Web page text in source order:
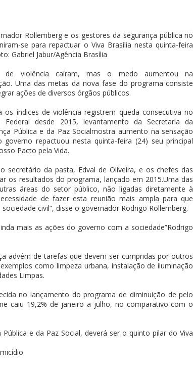
Rollemberg e os gestores da segurança pública no
se para repactuar o Viva Brasília nesta quinta-feira
Gabriel Jabur/Agência Brasília
de violência caíram, mas o medo aumentou na
Uma das metas da nova fase do programa consiste
ações de diversos órgãos públicos.
os índices de violência registrem queda consecutiva no
Federal desde 2015, levantamento da Secretaria da
Pública e da Paz Socialmostra aumento na sensação
repactuou nesta quinta-feira (24) seu principal
Pacto pela Vida.
secretário da pasta, Edval de Oliveira, e os chefes das
os resultados do programa, lançado em 2015.Uma das
áreas do setor público, não ligadas diretamente à
de fazer esta reunião mais ampla para que
civil”, disse o governador Rodrigo Rollemberg.
mais as ações do governo com a sociedade”Rodrigo
advém de tarefas que devem ser cumpridas por outros
como limpeza urbana, instalação de iluminação
Limpas.
no lançamento do programa de diminuição de pelo
caiu 19,2% de janeiro a julho, no comparativo com o
e da Paz Social, deverá ser o quinto pilar do Viva